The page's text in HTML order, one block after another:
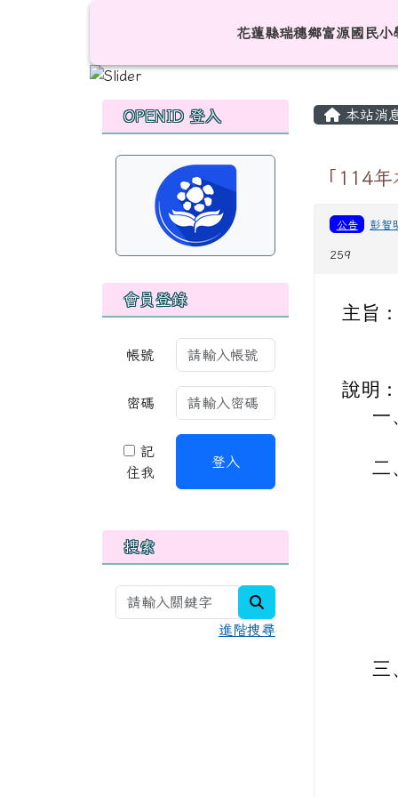
花蓮縣瑞穗鄉富源國民小
花蓮縣瑞穗鄉富源國民小
左邊區域內容
OPENID 登入
會員登錄
帳號
密碼
記
住我
登入
搜索
進階搜尋
主內
本站消
「114
公告 彭智
259
主旨
說明
一
二
三
頁尾區域